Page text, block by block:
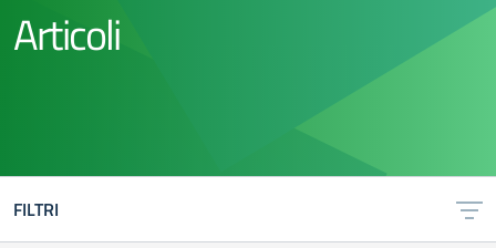
Articoli
FILTRI